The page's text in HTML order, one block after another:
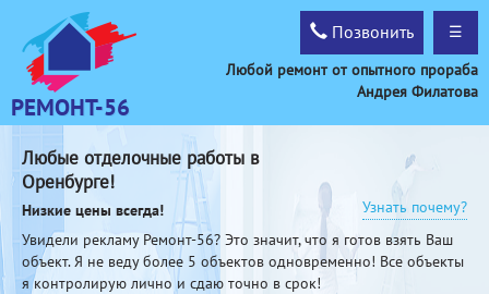
Позвонить ☰
РЕМОНТ-56
Любой ремонт от опытного прораба
Андрея Филатова
Любые отделочные работы в
Оренбурге!
Низкие цены всегда!
Узнать почему?
Увидели рекламу Ремонт-56? Это значит, что я готов взять Ваш
объект. Я не веду более 5 объектов одновременно! Все объекты
я контролирую лично и сдаю точно в срок!